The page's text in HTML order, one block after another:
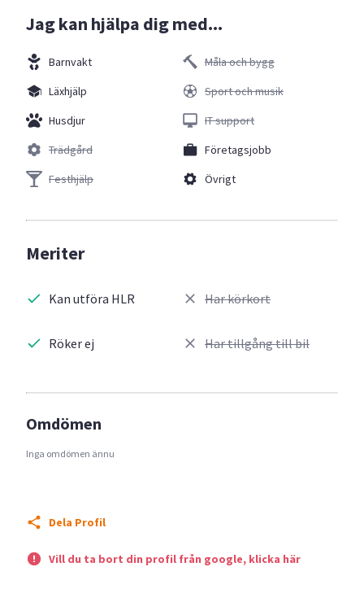
Jag kan hjälpa dig med...
Barnvakt
Läxhjälp
Husdjur
Trädgård
Festhjälp
Måla och bygg
Sport och musik
IT support
Företagsjobb
Övrigt
Meriter
Kan utföra HLR
Röker ej
Har körkort
Har tillgång till bil
Omdömen
Inga omdömen ännu
Dela Profil
Vill du ta bort din profil från google, klicka här